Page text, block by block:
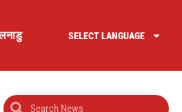
SELECT LANGUAGE